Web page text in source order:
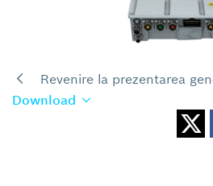
Revenire la prezentarea
Download